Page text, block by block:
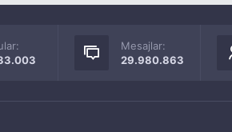
Mesajlar:
29.980.863